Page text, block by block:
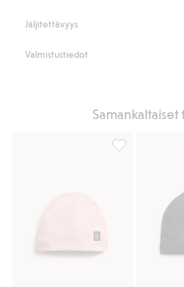
Jäljitettävyys
Valmistustiedot